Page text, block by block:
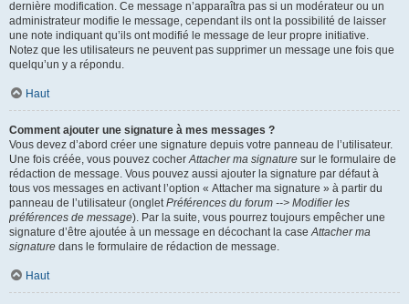
dernière modification. Ce message n’apparaîtra pas si un modérateur ou un
administrateur modifie le message, cependant ils ont la possibilité de laisser
une note indiquant qu’ils ont modifié le message de leur propre initiative.
Notez que les utilisateurs ne peuvent pas supprimer un message une fois que
quelqu’un y a répondu.
Haut
Comment ajouter une signature à mes messages ?
Vous devez d’abord créer une signature depuis votre panneau de l’utilisateur.
Une fois créée, vous pouvez cocherAttacher ma signature sur le formulaire de
rédaction de message. Vous pouvez aussi ajouter la signature par défaut à
tous vos messages en activant l’option « Attacher ma signature » à partir du
panneau de l’utilisateur (ongletPréférences du forum --> Modifier les
préférences de message). Par la suite, vous pourrez toujours empêcher une
signature d’être ajoutée à un message en décochant la caseAttacher ma
signature dans le formulaire de rédaction de message.
Haut